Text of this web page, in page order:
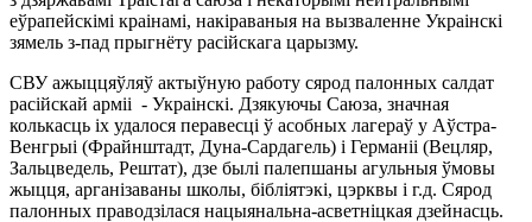
еўрапейскімі краінамі, накіраваныя на вызваленне Украінскі
зямель з-пад прыгнёту расійскага царызму.
СВУ ажыццяўляў актыўную работу сярод палонных салдат
расійскай арміі - Украінскі. Дзякуючы Саюза, значная
колькасць іх удалося перавесці ў асобных лагераў у Аўстра-
Венгрыі (Фрайнштадт, Дуна-Сардагель) і Германіі (Вецляр,
Зальцведель, Рештат), дзе былі палепшаны агульныя ўмовы
жыцця, арганізаваны школы, бібліятэкі, цэрквы і г.д. Сярод
палонных праводзілася нацыянальна-асветніцкая дзейнасць.